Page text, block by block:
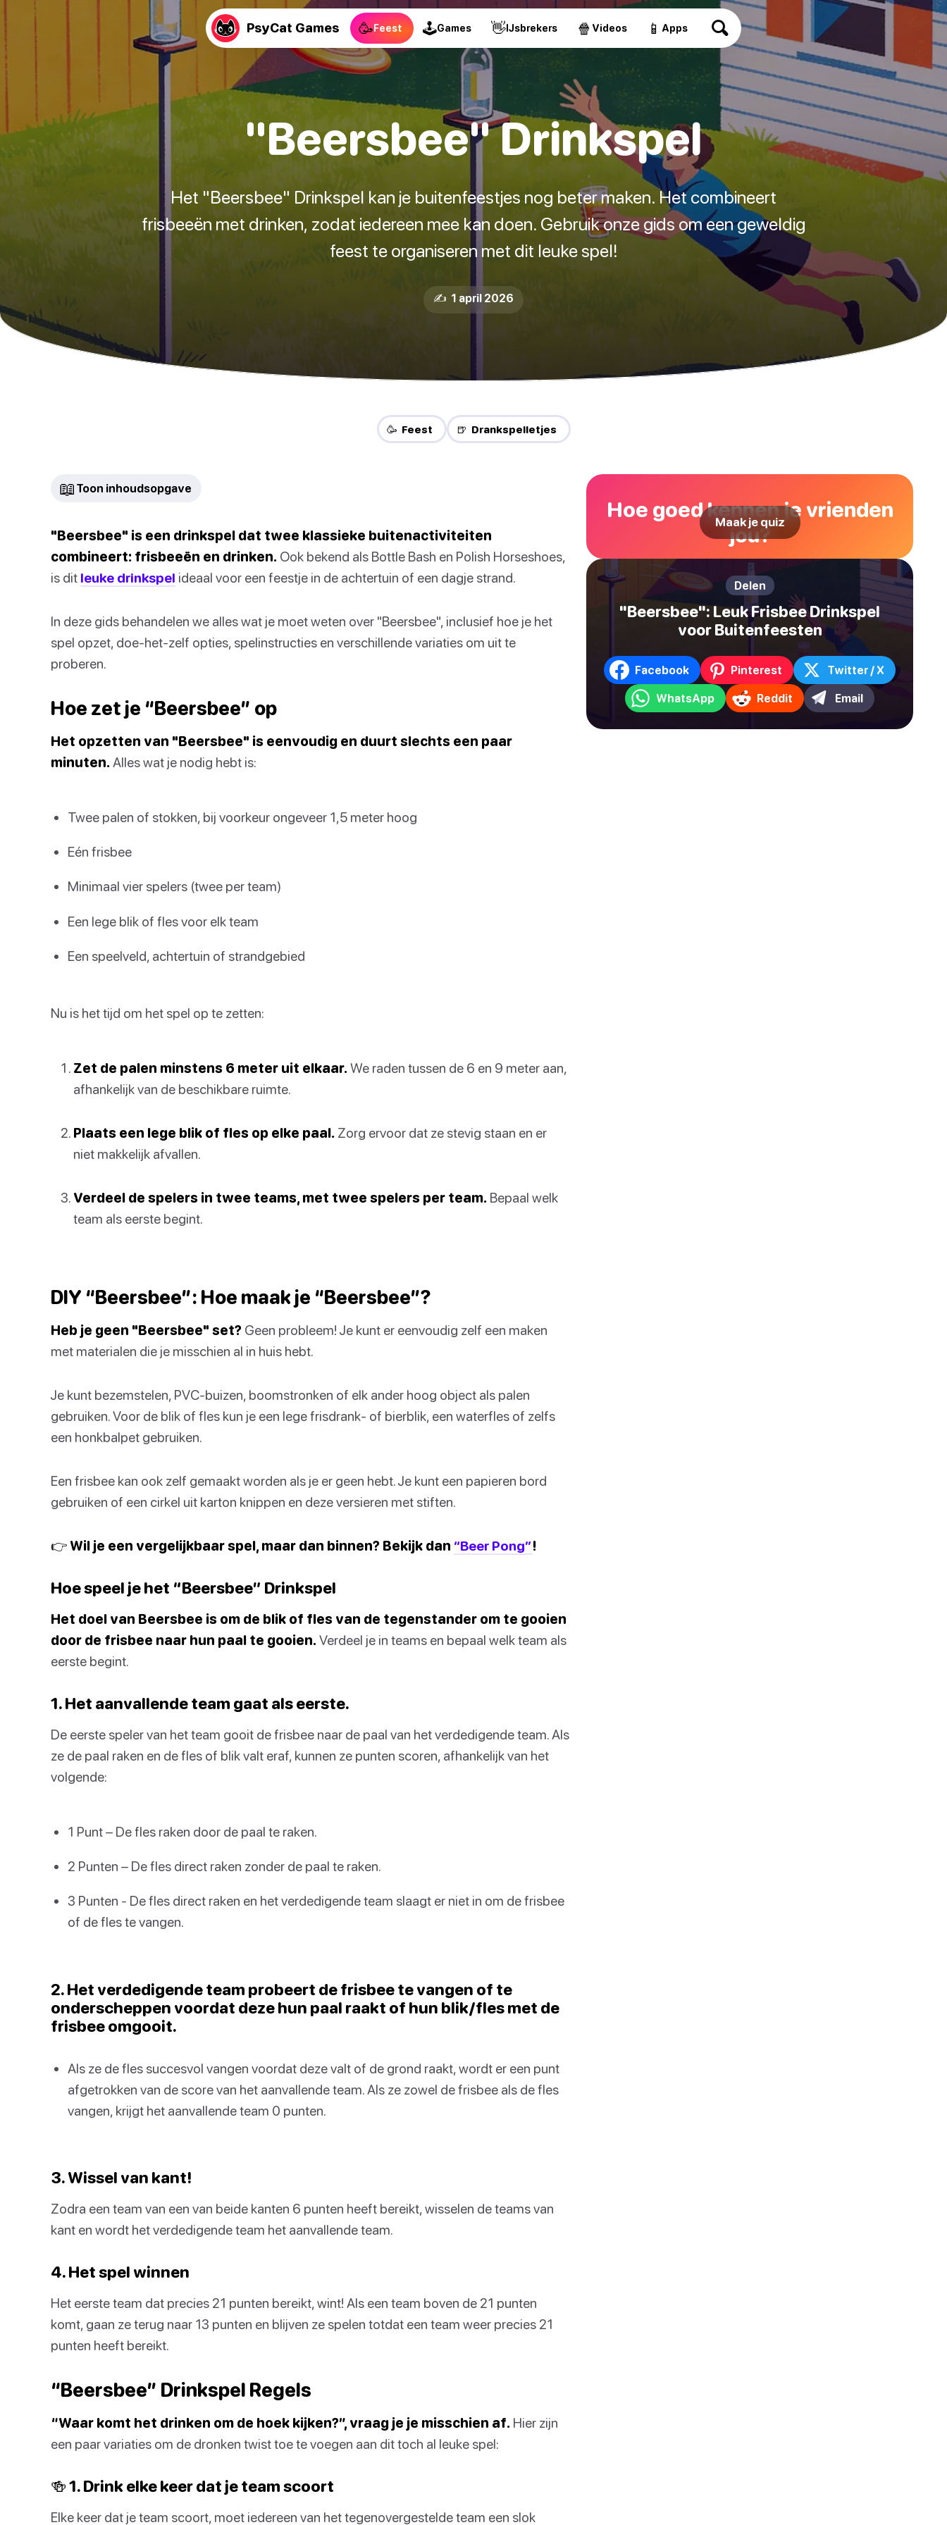
PsyCat Games 🥳Feest 🕹Games 👋IJsbrekers 🍿 Videos 📱 Apps
"Beersbee" Drinkspel
Het "Beersbee" Drinkspel kan je buitenfeestjes nog beter maken. Het combineert
frisbeeën met drinken, zodat iedereen mee kan doen. Gebruik onze gids om een geweldig
feest te organiseren met dit leuke spel!
✍️ 1 april 2026
🥳 Feest 🍺 Drankspelletjes
📖 Toon inhoudsopgave
"Beersbee" is een drinkspel dat twee klassieke buitenactiviteiten
combineert: frisbeeën en drinken. Ook bekend als Bottle Bash en Polish Horseshoes,
is dit leuke drinkspel ideaal voor een feestje in de achtertuin of een dagje strand.
In deze gids behandelen we alles wat je moet weten over "Beersbee", inclusief hoe je het
spel opzet, doe-het-zelf opties, spelinstructies en verschillende variaties om uit te
proberen.
Hoe zet je “Beersbee” op
Het opzetten van "Beersbee" is eenvoudig en duurt slechts een paar
minuten. Alles wat je nodig hebt is:
Twee palen of stokken, bij voorkeur ongeveer 1,5 meter hoog
Eén frisbee
Minimaal vier spelers (twee per team)
Een lege blik of fles voor elk team
Een speelveld, achtertuin of strandgebied
Nu is het tijd om het spel op te zetten:
Zet de palen minstens 6 meter uit elkaar. We raden tussen de 6 en 9 meter aan,
afhankelijk van de beschikbare ruimte.
Plaats een lege blik of fles op elke paal. Zorg ervoor dat ze stevig staan en er
niet makkelijk afvallen.
Verdeel de spelers in twee teams, met twee spelers per team. Bepaal welk
team als eerste begint.
DIY “Beersbee”: Hoe maak je “Beersbee”?
Heb je geen "Beersbee" set? Geen probleem! Je kunt er eenvoudig zelf een maken
met materialen die je misschien al in huis hebt.
Je kunt bezemstelen, PVC-buizen, boomstronken of elk ander hoog object als palen
gebruiken. Voor de blik of fles kun je een lege frisdrank- of bierblik, een waterfles of zelfs
een honkbalpet gebruiken.
Een frisbee kan ook zelf gemaakt worden als je er geen hebt. Je kunt een papieren bord
gebruiken of een cirkel uit karton knippen en deze versieren met stiften.
👉 Wil je een vergelijkbaar spel, maar dan binnen? Bekijk dan “Beer Pong”!
Hoe speel je het “Beersbee” Drinkspel
Het doel van Beersbee is om de blik of fles van de tegenstander om te gooien
door de frisbee naar hun paal te gooien. Verdeel je in teams en bepaal welk team als
eerste begint.
1. Het aanvallende team gaat als eerste.
De eerste speler van het team gooit de frisbee naar de paal van het verdedigende team. Als
ze de paal raken en de fles of blik valt eraf, kunnen ze punten scoren, afhankelijk van het
volgende:
1 Punt – De fles raken door de paal te raken.
2 Punten – De fles direct raken zonder de paal te raken.
3 Punten - De fles direct raken en het verdedigende team slaagt er niet in om de frisbee
of de fles te vangen.
2. Het verdedigende team probeert de frisbee te vangen of te
onderscheppen voordat deze hun paal raakt of hun blik/fles met de
frisbee omgooit.
Als ze de fles succesvol vangen voordat deze valt of de grond raakt, wordt er een punt
afgetrokken van de score van het aanvallende team. Als ze zowel de frisbee als de fles
vangen, krijgt het aanvallende team 0 punten.
3. Wissel van kant!
Zodra een team van een van beide kanten 6 punten heeft bereikt, wisselen de teams van
kant en wordt het verdedigende team het aanvallende team.
4. Het spel winnen
Het eerste team dat precies 21 punten bereikt, wint! Als een team boven de 21 punten
komt, gaan ze terug naar 13 punten en blijven ze spelen totdat een team weer precies 21
punten heeft bereikt.
“Beersbee” Drinkspel Regels
“Waar komt het drinken om de hoek kijken?”, vraag je je misschien af. Hier zijn
een paar variaties om de dronken twist toe te voegen aan dit toch al leuke spel:
🍻 1. Drink elke keer dat je team scoort
Elke keer dat je team scoort, moet iedereen van het tegenovergestelde team een slok
Hoe goed kennen je vrienden
jou?
Maak je quiz
Delen
"Beersbee": Leuk Frisbee Drinkspel
voor Buitenfeesten
Facebook Pinterest Twitter / X
WhatsApp Reddit Email